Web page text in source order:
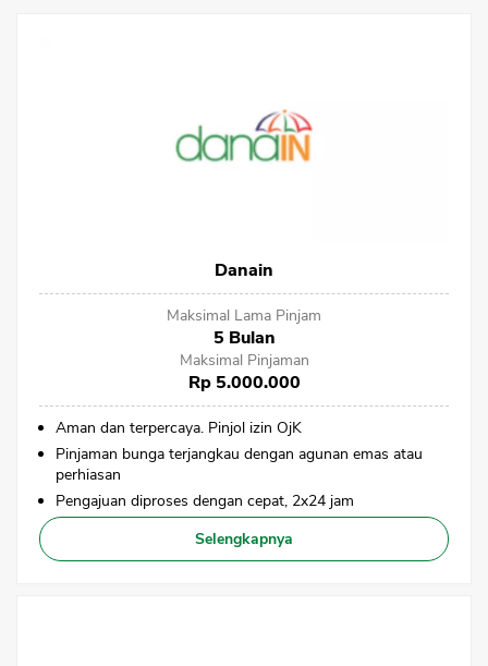
Danain
Maksimal Lama Pinjam
5 Bulan
Maksimal Pinjaman
Rp 5.000.000
Aman dan terpercaya. Pinjol izin OjK
Pinjaman bunga terjangkau dengan agunan emas atau
perhiasan
Pengajuan diproses dengan cepat, 2x24 jam
Selengkapnya